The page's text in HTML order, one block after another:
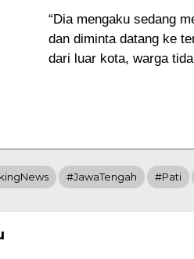
“Dia mengaku sedang
dan diminta datang ke
dari luar kota, warga
#JawaTengah #Pati